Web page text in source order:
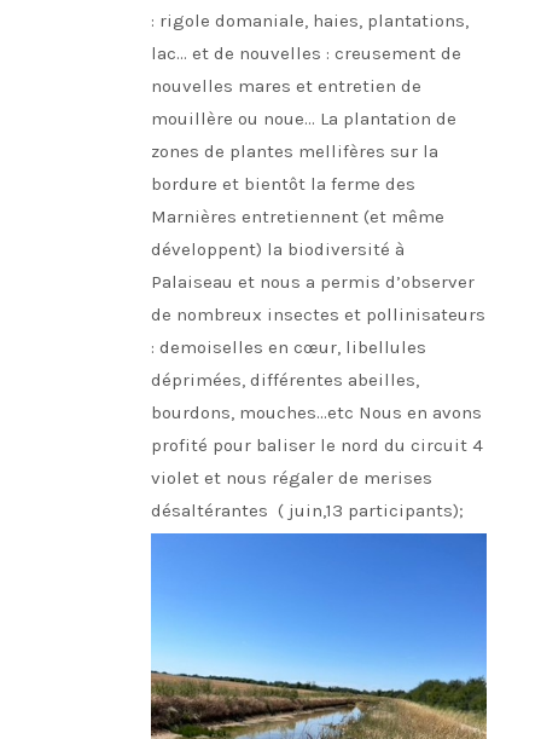
: rigole domaniale, haies, plantations,
lac… et de nouvelles : creusement de
nouvelles mares et entretien de
mouillère ou noue… La plantation de
zones de plantes mellifères sur la
bordure et bientôt la ferme des
Marnières entretiennent (et même
développent) la biodiversité à
Palaiseau et nous a permis d’observer
de nombreux insectes et pollinisateurs
: demoiselles en cœur, libellules
déprimées, différentes abeilles,
bourdons, mouches…etc Nous en avons
profité pour baliser le nord du circuit 4
violet et nous régaler de merises
désaltérantes ( juin,13 participants);